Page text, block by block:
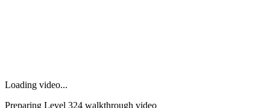
Loading video...
Preparing Level 324 walkthrough video